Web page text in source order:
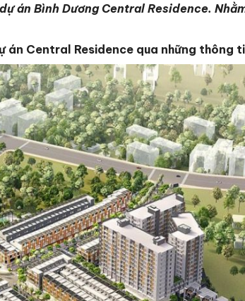
Bình Dương Central Residence.
án Central Residence qua những thông